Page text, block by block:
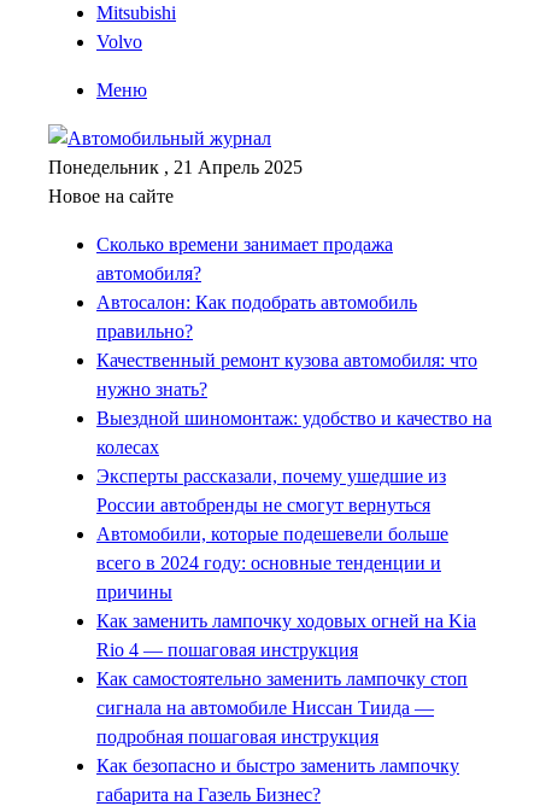
Mitsubishi
Volvo
Меню
Понедельник , 21 Апрель 2025
Новое на сайте
Сколько времени занимает продажа
автомобиля?
Автосалон: Как подобрать автомобиль
правильно?
Качественный ремонт кузова автомобиля: что
нужно знать?
Выездной шиномонтаж: удобство и качество на
колесах
Эксперты рассказали, почему ушедшие из
России автобренды не смогут вернуться
Автомобили, которые подешевели больше
всего в 2024 году: основные тенденции и
причины
Как заменить лампочку ходовых огней на Kia
Rio 4 — пошаговая инструкция
Как самостоятельно заменить лампочку стоп
сигнала на автомобиле Ниссан Тиида —
подробная пошаговая инструкция
Как безопасно и быстро заменить лампочку
габарита на Газель Бизнес?